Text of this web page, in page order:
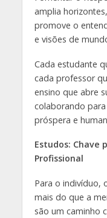
amplia
promove o
e visões de
Cada estudante
cada professor
ensino que abre
colaborando
próspera e
Estudos: Chave
Profissional
Para o indivíduo,
mais do que a
são um caminho